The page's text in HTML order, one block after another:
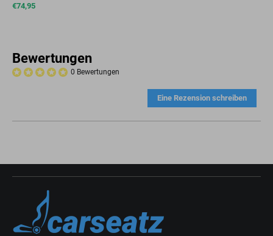
€74,95
Bewertungen
0 Bewertungen
Eine Rezension schreiben